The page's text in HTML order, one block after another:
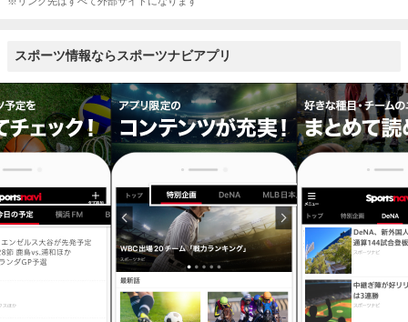
スポーツ情報ならスポーツナビアプリ